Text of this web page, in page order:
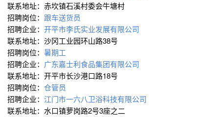
联系地址：赤坎镇石溪村委会牛塘村
招聘岗位： 跟车送货员
招聘企业： 开平市李氏实业发展有限公司
联系地址：沙冈工业园环山路38号
招聘岗位： 暑期工
招聘企业： 广东嘉士利食品集团有限公司
联系地址：开平市长沙港口路18号
招聘岗位： 仓管员
招聘企业： 江门市一六八卫浴科技有限公司
联系地址：水口镇萝岗路2号3座之二